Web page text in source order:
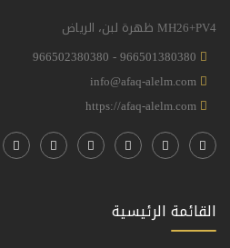
MH26+PV4 ظهرة لبن، الرياض
966501380380 - 966502380380
info@afaq-alelm.com
https://afaq-alelm.com
القائمة الرئيسية